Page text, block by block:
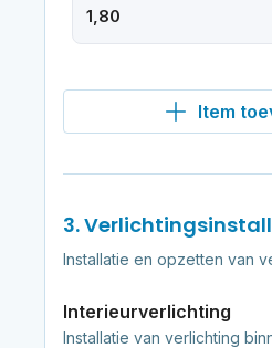
Item
3.
Installatie en opzetten van
Interieurverlichting
Installatie van verlichting